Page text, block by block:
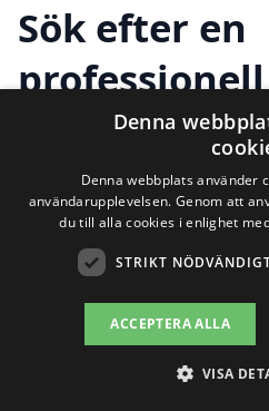
Sök efter en
snöröjning i
städer nära
Att hitta pålitlig
kan vara en
kalla
snöröjning-
Denna
Denna webbplats använder
användarupplevelsen. Genom att
du till alla cookies i enlighet
STRIKT
ACCEPTERA ALLA
VISA